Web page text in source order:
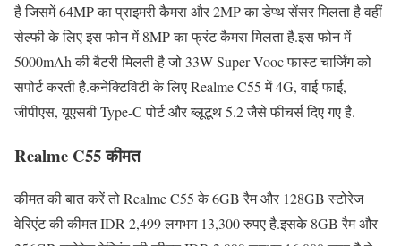
है जिसमें 64MP का प्राइमरी कैमरा और 2MP का डेप्थ सेंसर मिलता है वहीं
सेल्फी के लिए इस फोन में 8MP का फ्रंट कैमरा मिलता है.इस फोन में
5000mAh की बैटरी मिलती है जो 33W Super Vooc फास्ट चार्जिंग को
सपोर्ट करती है.कनेक्टिविटी के लिए Realme C55 में 4G, वाई-फाई,
जीपीएस, यूएसबी Type-C पोर्ट और ब्लूटूथ 5.2 जैसे फीचर्स दिए गए है.
Realme C55 कीमत
कीमत की बात करें तो Realme C55 के 6GB रैम और 128GB स्टोरेज
वेरिएंट की कीमत IDR 2,499 लगभग 13,300 रुपए है.इसके 8GB रैम और